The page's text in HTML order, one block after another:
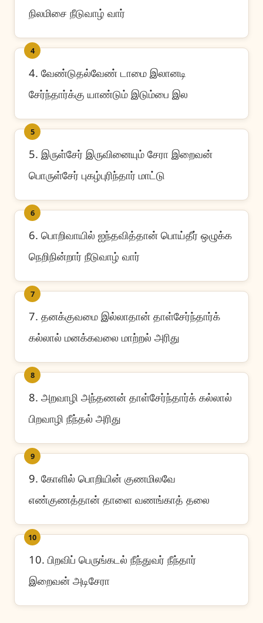
நிலமிசை நீடுவாழ் வார்
4
4. வேண்டுதல்வேண் டாமை இலானடி
சேர்ந்தார்க்கு யாண்டும் இடும்பை இல
5
5. இருள்சேர் இருவினையும் சேரா இறைவன்
பொருள்சேர் புகழ்புரிந்தார் மாட்டு
6
6. பொறிவாயில் ஐந்தவித்தான் பொய்தீர் ஒழுக்க
நெறிநின்றார் நீடுவாழ் வார்
7
7. தனக்குவமை இல்லாதான் தாள்சேர்ந்தார்க்
கல்லால் மனக்கவலை மாற்றல் அரிது
8
8. அறவாழி அந்தணன் தாள்சேர்ந்தார்க் கல்லால்
பிறவாழி நீந்தல் அரிது
9
9. கோளில் பொறியின் குணமிலவே
எண்குணத்தான் தாளை வணங்காத் தலை
10
10. பிறவிப் பெருங்கடல் நீந்துவர் நீந்தார்
இறைவன் அடிசேரா